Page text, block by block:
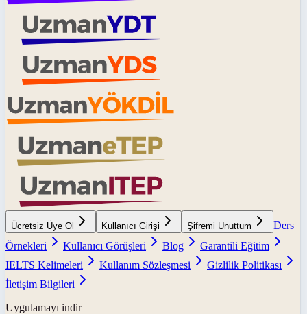
Ücretsiz Üye Ol Kullanıcı Girişi Şifremi Unuttum
Ders
Örnekleri
Kullanıcı Görüşleri Blog
Garantili Eğitim
IELTS Kelimeleri
Kullanım Sözleşmesi
Gizlilik Politikası
İletişim Bilgileri
Uygulamayı indir